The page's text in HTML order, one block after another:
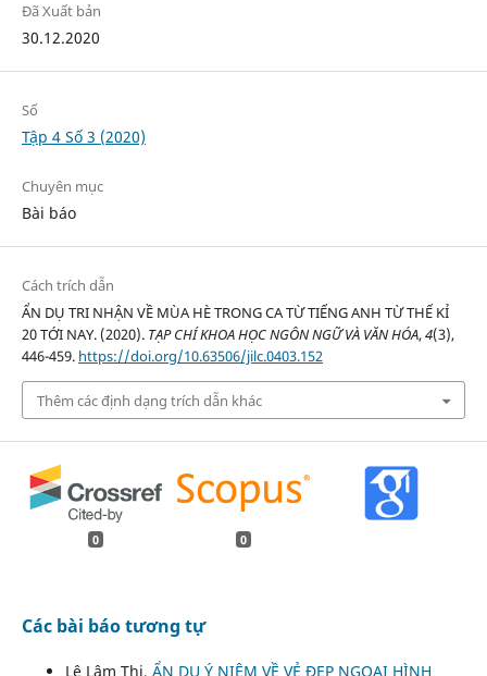
Đã Xuất bản
30.12.2020
Số
Tập 4 Số 3 (2020)
Chuyên mục
Bài báo
Cách trích dẫn
ẨN DỤ TRI NHẬN VỀ MÙA HÈ TRONG CA TỪ TIẾNG ANH TỪ THẾ KỈ
20 TỚI NAY. (2020). TẠP CHÍ KHOA HỌC NGÔN NGỮ VÀ VĂN HÓA,4(3),
446-459. https://doi.org/10.63506/jilc.0403.152
Thêm các định dạng trích dẫn khác
0 0
Các bài báo tương tự
Lê Lâm Thi, ẨN DỤ Ý NIỆM VỀ VẺ ĐẸP NGOẠI HÌNH